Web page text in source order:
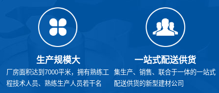
生产规模大
厂房面积达到7000平米，拥有熟练工
程技术人员、熟练生产人员若干名
一站式配送供货
集生产、销售、联合于一体的一站式
配送供货的新型建材公司